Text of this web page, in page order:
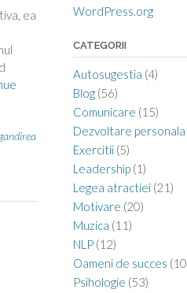
ea
WordPress.org
CATEGORII
Autosugestia (4)
Blog(56)
Comunicare (15)
Dezvoltare personala
Exercitii(5)
Leadership(1)
Legea atractiei(21)
Motivare (20)
Muzica (11)
NLP(12)
Oameni de succes
Psihologie (53)